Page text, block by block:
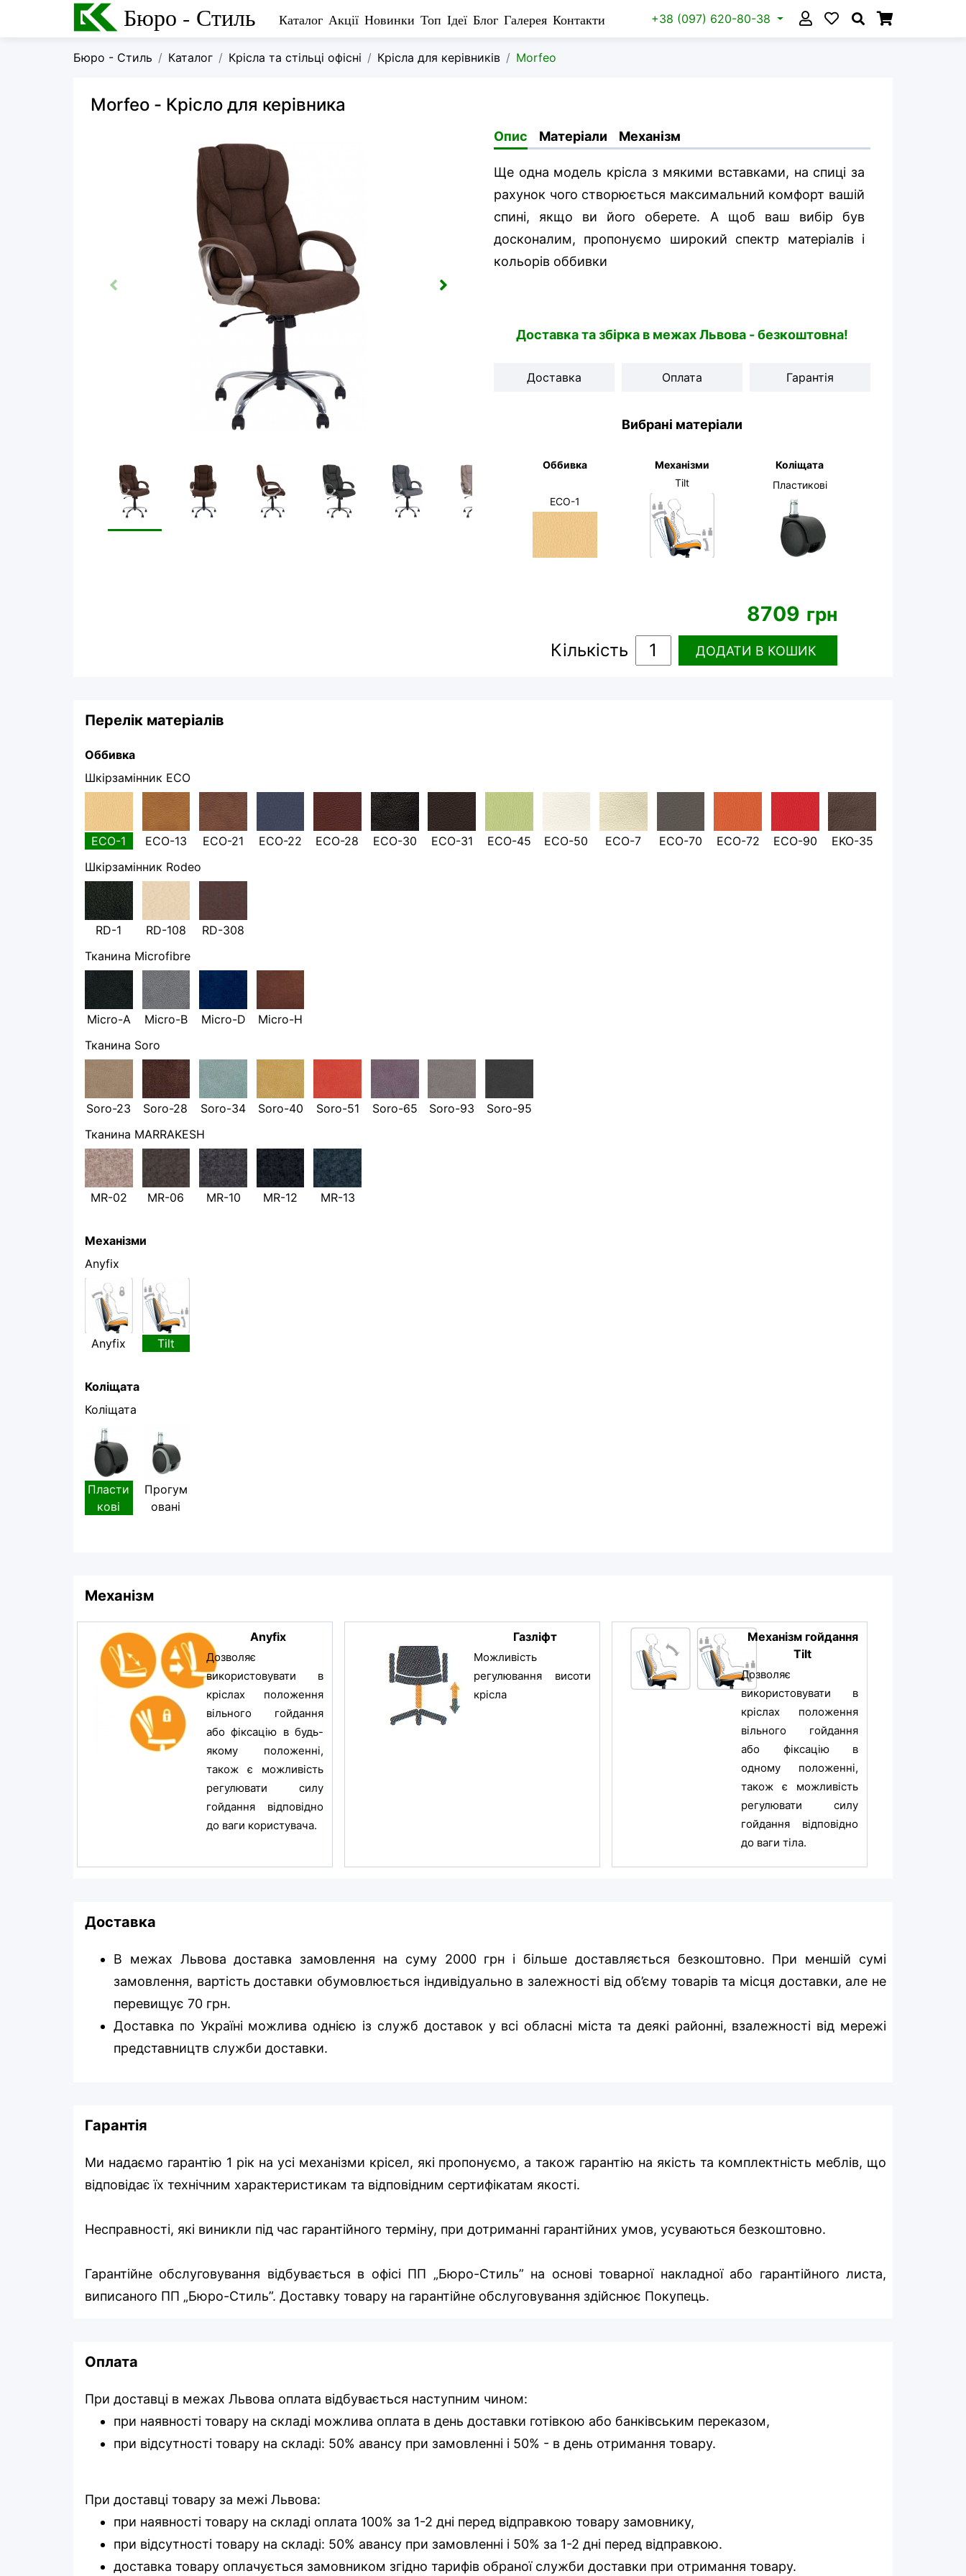
Бюро - Стиль Каталог Акції Новинки Топ Ідеї Блог Галерея Контакти +38 (097) 620-80-38
Бюро - Стиль Каталог Крісла та стільці офісні Крісла для керівників Morfeo
Morfeo - Крісло для керівника
Опис Матеріали Механізм
Ще одна модель крісла з мякими вставками, на спиці за
рахунок чого створюється максимальний комфорт вашій
спині, якщо ви його оберете. А щоб ваш вибір був
досконалим, пропонуємо широкий спектр матеріалів і
кольорів оббивки
Доставка та збірка в межах Львова - безкоштовна!
Доставка Оплата Гарантія
Вибрані матеріали
Оббивка
ECO-1
Механізми
Tilt
Коліщата
Пластикові
8709 грн
Кількість ДОДАТИ В КОШИК
Перелік матеріалів
Оббивка
Шкірзамінник ECO
ECO-1 ECO-13 ECO-21 ECO-22 ECO-28 ECO-30 ECO-31 ECO-45 ECO-50 ECO-7 ECO-70 ECO-72 ECO-90
EKO-35
Шкірзамінник Rodeo
RD-1 RD-108
RD-308
Тканина Microfibre
Micro-A Micro-B Micro-D
Micro-H
Тканина Soro
Soro-23 Soro-28 Soro-34 Soro-40 Soro-51 Soro-65 Soro-93
Soro-95
Тканина MARRAKESH
MR-02 MR-06 MR-10 MR-12 MR-13
Механізми
Anyfix
Anyfix Tilt
Коліщата
Коліщата
Пласти
кові
Прогум
овані
Механізм
Anyfix
Дозволяє
використовувати в
кріслах положення
вільного гойдання
або фіксацію в будь-
якому положенні,
також є можливість
регулювати силу
гойдання відповідно
до ваги користувача.
Газліфт
Можливість
регулювання висоти
крісла
Механізм гойдання
Tilt
Дозволяє
використовувати в
кріслах положення
вільного гойдання
або фіксацію в
одному положенні,
також є можливість
регулювати силу
гойдання відповідно
до ваги тіла.
Доставка
В межах Львова доставка замовлення на суму 2000 грн і більше доставляється безкоштовно. При меншій сумі
замовлення, вартість доставки обумовлюється індивідуально в залежності від об’єму товарів та місця доставки, але не
перевищує 70 грн.
Доставка по Україні можлива однією із служб доставок у всі обласні міста та деякі районні, взалежності від мережі
представництв служби доставки.
Гарантія
Ми надаємо гарантію 1 рік на усі механізми крісел, які пропонуємо, а також гарантію на якість та комплектність меблів, що
відповідає їх технічним характеристикам та відповідним сертифікатам якості.
Несправності, які виникли під час гарантійного терміну, при дотриманні гарантійних умов, усуваються безкоштовно.
Гарантійне обслуговування відбувається в офісі ПП „Бюро-Стиль” на основі товарної накладної або гарантійного листа,
виписаного ПП „Бюро-Стиль”. Доставку товару на гарантійне обслуговування здійснює Покупець.
Оплата
При доставці в межах Львова оплата відбувається наступним чином:
при наявності товару на складі можлива оплата в день доставки готівкою або банківським переказом,
при відсутності товару на складі: 50% авансу при замовленні і 50% - в день отримання товару.
При доставці товару за межі Львова:
при наявності товару на складі оплата 100% за 1-2 дні перед відправкою товару замовнику,
при відсутності товару на складі: 50% авансу при замовленні і 50% за 1-2 дні перед відправкою.
доставка товару оплачується замовником згідно тарифів обраної служби доставки при отримання товару.